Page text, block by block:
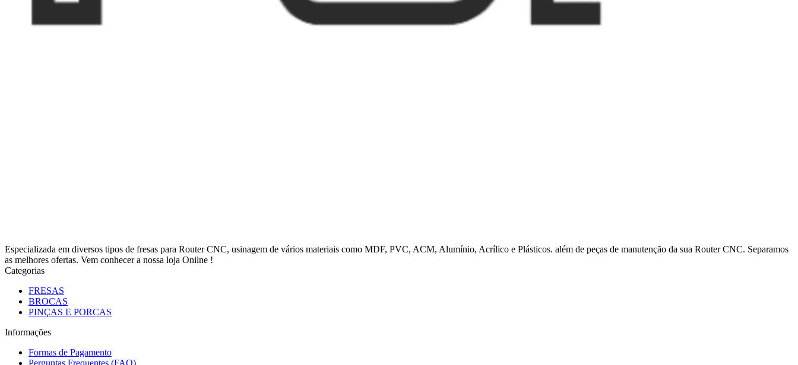
Especializada em diversos tipos de fresas para Router CNC, usinagem de vários materiais como MDF, PVC, ACM, Alumínio, Acrílico e Plásticos. além de peças de manutenção da sua Router CNC. Separamos
as melhores ofertas. Vem conhecer a nossa loja Onilne !
Categorias
FRESAS
BROCAS
PINÇAS E PORCAS
Informações
Formas de Pagamento
Perguntas Frequentes (FAQ)